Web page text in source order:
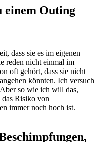
einem Outing
dass sie es im eigenen
reden nicht einmal im
oft gehört, dass sie nicht
könnten. Ich versuch
so wie ich will das,
Risiko von
immer noch hoch ist.